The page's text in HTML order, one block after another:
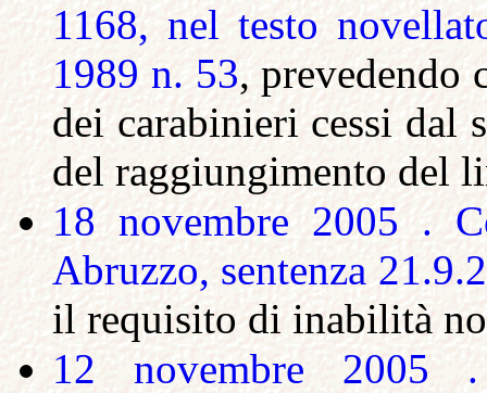
1168, nel testo
1989 n. 53,
dei carabinieri cessi dal
del raggiungimento del
18 novembre 2005 .
Abruzzo, sentenza
il requisito di inabilità
12 novembre